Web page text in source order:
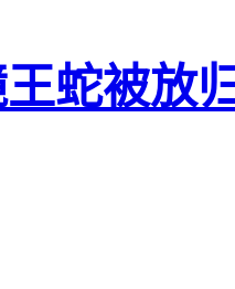
蛇被放